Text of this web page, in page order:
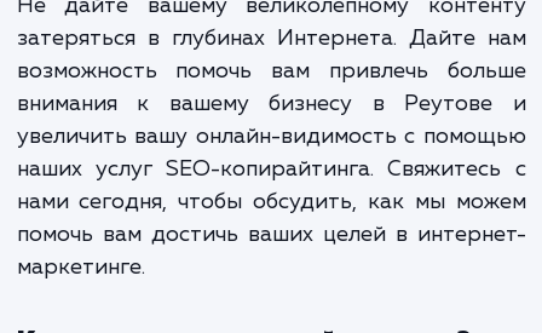
SEO-копирайтинг - это
ваш онлайн-бизнес,
продолжает приносить
протяжении долгого времени.
контент создан правильно,
продолжает привлекать
посетителей и увеличивать